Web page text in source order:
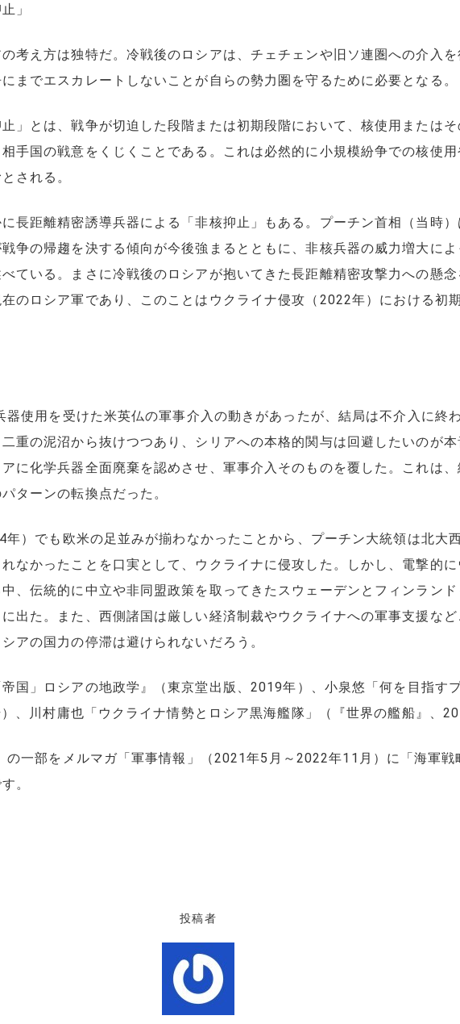
」
考え方は独特だ。冷戦後のロシアは、チェチェンや旧ソ連圏への介入
までエスカレートしないことが自らの勢力圏を守るために必要となる。
」とは、戦争が切迫した段階または初期段階において、核使用または
手国の戦意をくじくことである。これは必然的に小規模紛争での核使
される。
長距離精密誘導兵器による「非核抑止」もある。プーチン首相（当時
争の帰趨を決する傾向が今後強まるとともに、非核兵器の威力増大に
ている。まさに冷戦後のロシアが抱いてきた長距離精密攻撃力への懸
のロシア軍であり、このことはウクライナ侵攻（2022年）における初
使用を受けた米英仏の軍事介入の動きがあったが、結局は不介入に終
重の泥沼から抜けつつあり、シリアへの本格的関与は回避したいのが
に化学兵器全面廃棄を認めさせ、軍事介入そのものを覆した。これは
ターンの転換点だった。
）でも欧米の足並みが揃わなかったことから、プーチン大統領は北大西
なかったことを口実として、ウクライナに侵攻した。しかし、電撃的
、伝統的に中立や非同盟政策を取ってきたスウェーデンとフィンラン
出た。また、西側諸国は厳しい経済制裁やウクライナへの軍事支援な
アの国力の停滞は避けられないだろう。
国」ロシアの地政学』（東京堂出版、2019年）、小泉悠「何を目指す
、川村庸也「ウクライナ情勢とロシア黒海艦隊」（『世界の艦船』、
一部をメルマガ「軍事情報」（2021年5月～2022年11月）に「海軍戦
。
投稿者